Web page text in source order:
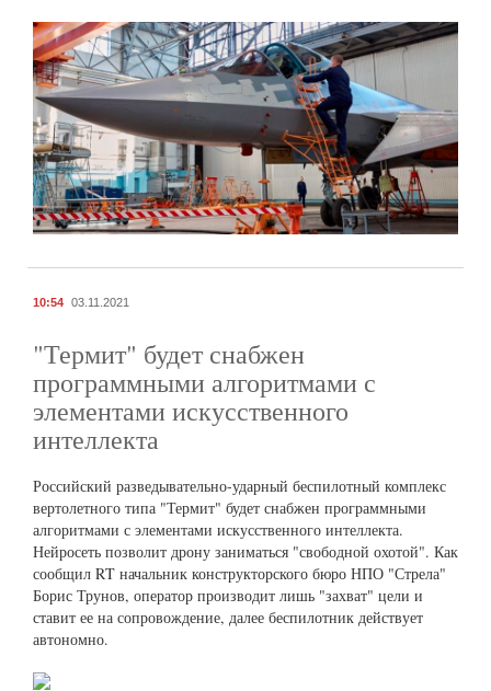
10:54 03.11.2021
"Термит" будет снабжен
программными алгоритмами с
элементами искусственного
интеллекта
Российский разведывательно-ударный беспилотный комплекс
вертолетного типа "Термит" будет снабжен программными
алгоритмами с элементами искусственного интеллекта.
Нейросеть позволит дрону заниматься "свободной охотой". Как
сообщил RT начальник конструкторского бюро НПО "Стрела"
Борис Трунов, оператор производит лишь "захват" цели и
ставит ее на сопровождение, далее беспилотник действует
автономно.